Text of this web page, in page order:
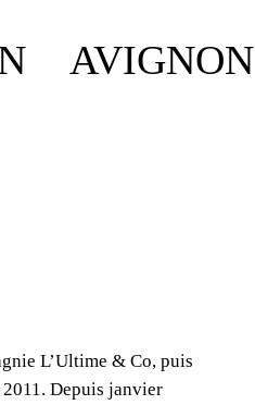
AVIGNON
L’Ultime & Co, puis
Depuis janvier